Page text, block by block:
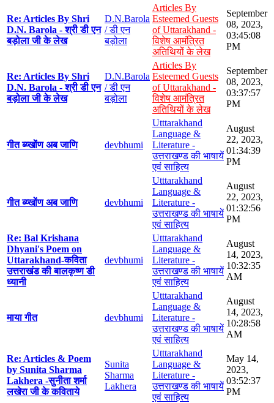
Re: Articles By Shri
D.N. Barola - श्री डी एन
बड़ोला जी के लेख
D.N.Barola
/ डी एन
बड़ोला
Articles By
Esteemed Guests
of Uttarakhand -
विशेष आमंत्रित
अतिथियों के लेख
September
08, 2023,
03:45:08
PM
Re: Articles By Shri
D.N. Barola - श्री डी एन
बड़ोला जी के लेख
D.N.Barola
/ डी एन
बड़ोला
Articles By
Esteemed Guests
of Uttarakhand -
विशेष आमंत्रित
अतिथियों के लेख
September
08, 2023,
03:37:57
PM
गीत ब्य्खोंण अब जाणि devbhumi
Utttarakhand
Language &
Literature -
उत्तराखण्ड की भाषायें
एवं साहित्य
August
22, 2023,
01:34:39
PM
गीत ब्य्खोंण अब जाणि devbhumi
Utttarakhand
Language &
Literature -
उत्तराखण्ड की भाषायें
एवं साहित्य
August
22, 2023,
01:32:56
PM
Re: Bal Krishana
Dhyani's Poem on
Uttarakhand-कविता
उत्तराखंड की बालकृष्ण डी
ध्यानी
devbhumi
Utttarakhand
Language &
Literature -
उत्तराखण्ड की भाषायें
एवं साहित्य
August
14, 2023,
10:32:35
AM
माया गीत devbhumi
Utttarakhand
Language &
Literature -
उत्तराखण्ड की भाषायें
एवं साहित्य
August
14, 2023,
10:28:58
AM
Re: Articles & Poem
by Sunita Sharma
Lakhera -सुनीता शर्मा
लखेरा जी के कविताये
Sunita
Sharma
Lakhera
Utttarakhand
Language &
Literature -
उत्तराखण्ड की भाषायें
एवं साहित्य
May 14,
2023,
03:52:37
PM